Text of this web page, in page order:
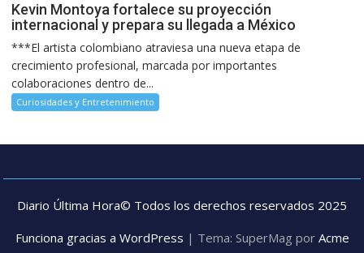
Kevin Montoya fortalece su proyección
internacional y prepara su llegada a México
***El artista colombiano atraviesa una nueva etapa de
crecimiento profesional, marcada por importantes
colaboraciones dentro de...
Curiosidades y Entretenimiento
Diario Última Hora© Todos los derechos reservados 2025
Funciona gracias a WordPress | Tema: SuperMag por Acme